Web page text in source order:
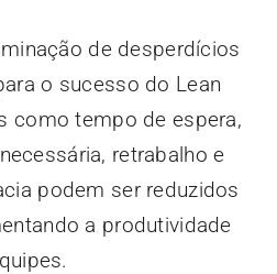
de desperdícios
o sucesso do Lean
como tempo de espera,
retrabalho e
podem ser reduzidos
a produtividade